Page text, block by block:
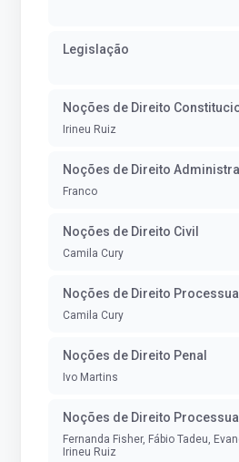
Legislação
Noções de Direito
Irineu Ruiz
Noções de Direito
Franco
Noções de Direito Civil
Camila Cury
Noções de Direito
Camila Cury
Noções de Direito Penal
Ivo Martins
Noções de Direito
Fernanda Fisher, Fábio Tadeu,
Irineu Ruiz